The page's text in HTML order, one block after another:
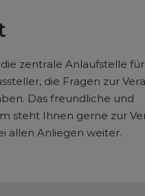
zentrale Anlaufstelle
die Fragen zur
Das freundliche und
steht Ihnen gerne zur
allen Anliegen weiter.